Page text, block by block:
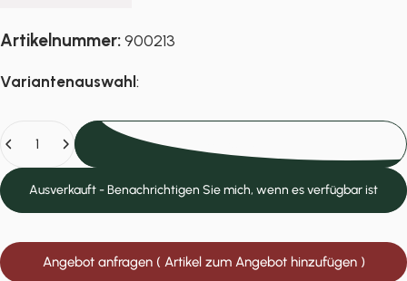
Artikelnummer:900213
Variantenauswahl :
Ausverkauft - Benachrichtigen Sie mich, wenn es verfügbar ist
Angebot anfragen ( Artikel zum Angebot hinzufügen )